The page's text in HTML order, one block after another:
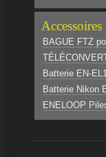
BAGUE FTZ
Batterie EN-
Batterie Nikon
ENELOOP